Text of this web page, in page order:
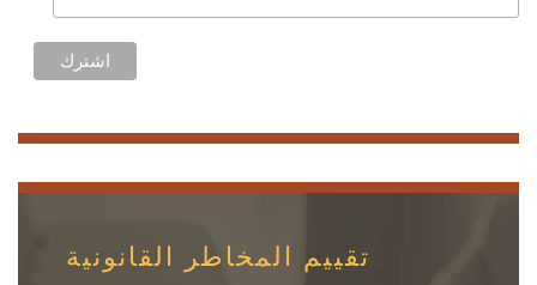
تقييم المخاطر القانونية